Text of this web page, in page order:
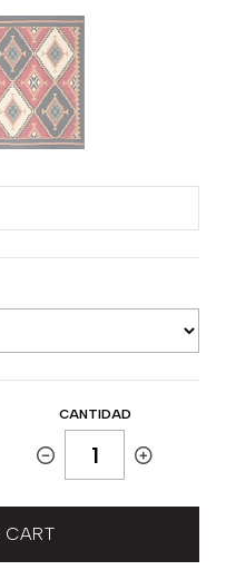
CANTIDAD